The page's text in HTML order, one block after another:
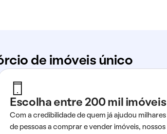
de imóveis único
Escolha entre 200 mil imóveis
Com a credibilidade de quem já ajudou milhares
de pessoas a comprar e vender imóveis, nossos